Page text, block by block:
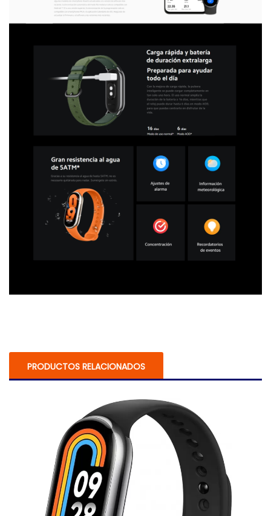
PRODUCTOS RELACIONADOS